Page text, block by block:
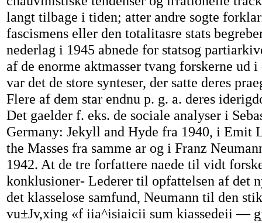
langt tilbage i tiden; atter andre sogte
fascismens eller den totalitasre stats
nederlag i 1945 abnede for statsog
af de enorme aktmasser tvang forskerne ud
var det de store synteser, der satte deres
Flere af dem star endnu p. g. a. deres
Det gaelder f. eks. de sociale analyser i
Germany: Jekyll and Hyde fra 1940, i Emit
the Masses fra samme ar og i Franz
1942. At de tre forfattere naede til vidt
konklusioner- Lederer til opfattelsen af det
det klasselose samfund, Neumann til den
vu±Jv,xing «f iia^isiaicii sum kiassedeii —